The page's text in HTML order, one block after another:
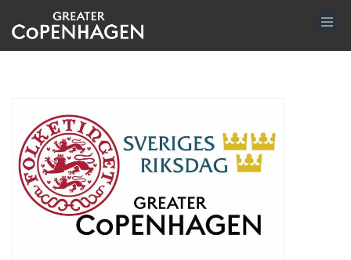
till
huvudinnehåll